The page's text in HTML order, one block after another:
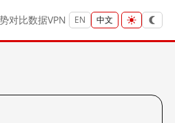
对比数据VPN EN 中文